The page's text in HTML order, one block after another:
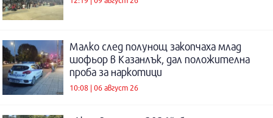
Малко след полунощ закопчаха млад
шофьор в Казанлък, дал положителна
проба за наркотици
10:08 | 06 август 26